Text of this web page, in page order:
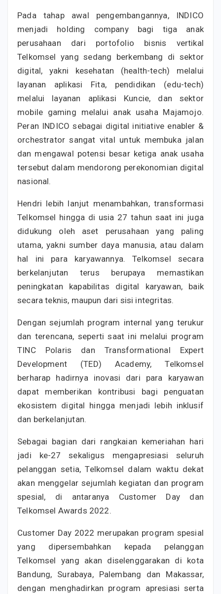
Pada tahap awal pengembangannya, INDICO
menjadi holding company bagi tiga anak
perusahaan dari portofolio bisnis vertikal
Telkomsel yang sedang berkembang di sektor
digital, yakni kesehatan (health-tech) melalui
layanan aplikasi Fita, pendidikan (edu-tech)
melalui layanan aplikasi Kuncie, dan sektor
mobile gaming melalui anak usaha Majamojo.
Peran INDICO sebagai digital initiative enabler &
orchestrator sangat vital untuk membuka jalan
dan mengawal potensi besar ketiga anak usaha
tersebut dalam mendorong perekonomian digital
nasional.
Hendri lebih lanjut menambahkan, transformasi
Telkomsel hingga di usia 27 tahun saat ini juga
didukung oleh aset perusahaan yang paling
utama, yakni sumber daya manusia, atau dalam
hal ini para karyawannya. Telkomsel secara
berkelanjutan terus berupaya memastikan
peningkatan kapabilitas digital karyawan, baik
secara teknis, maupun dari sisi integritas.
Dengan sejumlah program internal yang terukur
dan terencana, seperti saat ini melalui program
TINC Polaris dan Transformational Expert
Development (TED) Academy, Telkomsel
berharap hadirnya inovasi dari para karyawan
dapat memberikan kontribusi bagi penguatan
ekosistem digital hingga menjadi lebih inklusif
dan berkelanjutan.
Sebagai bagian dari rangkaian kemeriahan hari
jadi ke-27 sekaligus mengapresiasi seluruh
pelanggan setia, Telkomsel dalam waktu dekat
akan menggelar sejumlah kegiatan dan program
spesial, di antaranya Customer Day dan
Telkomsel Awards 2022.
Customer Day 2022 merupakan program spesial
yang dipersembahkan kepada pelanggan
Telkomsel yang akan diselenggarakan di kota
Bandung, Surabaya, Palembang dan Makassar,
dengan menghadirkan program apresiasi serta